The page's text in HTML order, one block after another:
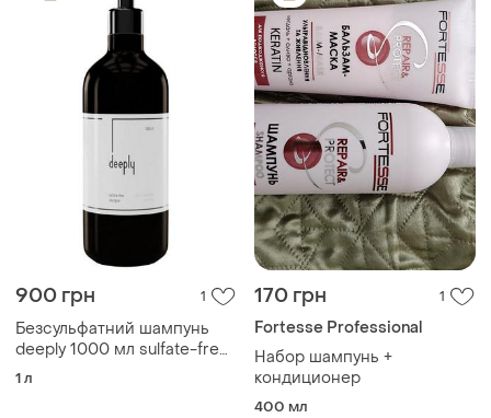
900 грн 1
Безсульфатний шампунь
deeply 1000 мл sulfate-free
shampoo
1 л
170 грн 1
Fortesse Professional
Набор шампунь +
кондиционер
400 мл